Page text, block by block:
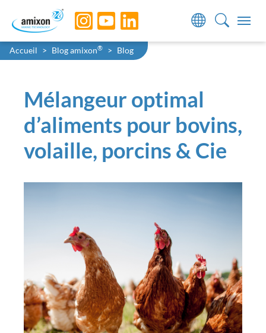
Skip to main navigation
Skip to main content
Skip to page footer
You are here:
Accueil Blog amixon® Blog
Mélangeur optimal
d’aliments pour bovins,
volaille, porcins & Cie